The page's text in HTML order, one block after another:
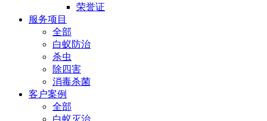
荣誉证
服务项目
全部
白蚁防治
杀虫
除四害
消毒杀菌
客户案例
全部
白蚁灭治